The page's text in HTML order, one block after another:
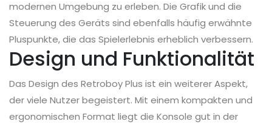
modernen Umgebung zu erleben. Die Grafik und die
Steuerung des Geräts sind ebenfalls häufig erwähnte
Pluspunkte, die das Spielerlebnis erheblich verbessern.
Design und Funktionalität
Das Design des Retroboy Plus ist ein weiterer Aspekt,
der viele Nutzer begeistert. Mit einem kompakten und
ergonomischen Format liegt die Konsole gut in der